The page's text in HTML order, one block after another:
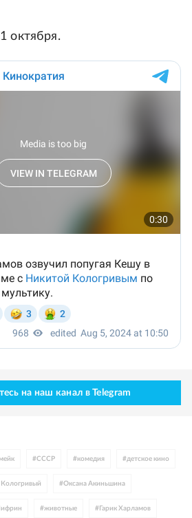
октября.
на наш канал в Telegram
#СССР #комедия #детское кино
Кологривый #Оксана Акиньшина
#животные # Гарик Харламов